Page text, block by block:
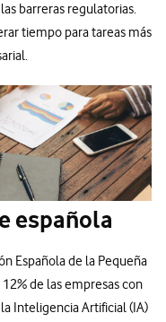
barreras regulatorias.
tiempo para tareas más
española
Española de la Pequeña
de las empresas con
Inteligencia Artificial (IA)